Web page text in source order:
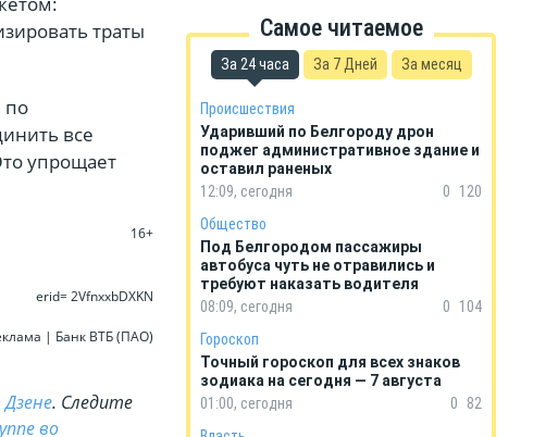
траты
по
все
упрощает
16+
erid= 2VfnxxbDXKN
| Банк ВТБ (ПАО)
Дзене. Cледите
во
Самое читаемое
За 24 часа За 7 Дней За месяц
Происшествия
Ударивший по Белгороду дрон
поджег административное здание и
оставил раненых
12:09, сегодня
0
120
Общество
Под Белгородом пассажиры
автобуса чуть не отравились и
требуют наказать водителя
08:09, сегодня
0
104
Гороскоп
Точный гороскоп для всех знаков
зодиака на сегодня — 7 августа
01:00, сегодня
0
82